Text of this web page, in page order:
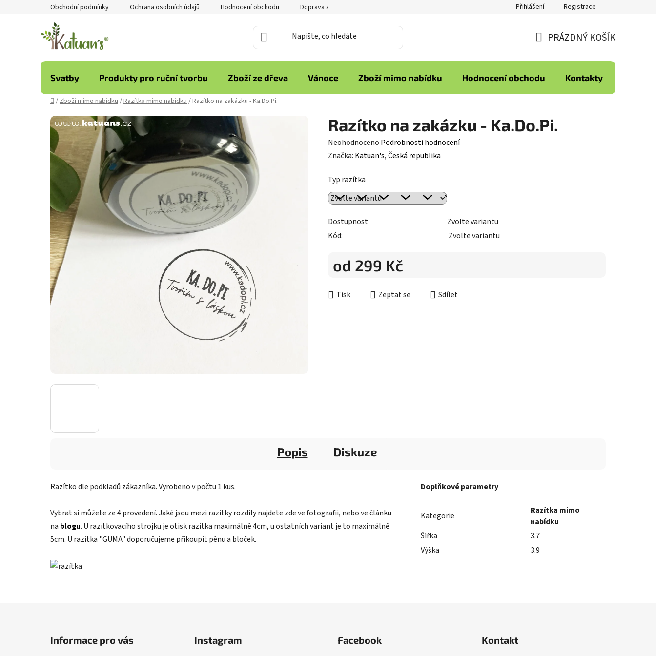
Obchodní podmínky Ochrana osobních údajů Hodnocení obchodu Doprava a platba Přihlášení Registrace
KOŠÍK
PRÁZDNÝ KOŠÍK
Svatby Produkty pro ruční tvorbu Zboží ze dřeva Vánoce Zboží mimo nabídku Hodnocení obchodu Kontakty
Domů
/Zboží mimo nabídku/Razítka mimo nabídku/Razítko na zakázku - Ka.Do.Pi.
Razítko na zakázku - Ka.Do.Pi.
Průměrné
hodnocení
je
0,0
z
5
hvězdiček.
Neohodnoceno Podrobnosti hodnocení
Značka: Katuan's, Česká republika
Typ razítka
Dostupnost
Zvolte variantu
Kód:
Zvolte variantu
od 299 Kč
Tisk
Zeptat se Sdílet
Popis Diskuze
Razítko dle podkladů zákazníka. Vyrobeno v počtu 1 kus.
Vybrat si můžete ze 4 provedení. Jaké jsou mezi razítky rozdíly najdete zde ve fotografii, nebo ve článku
na blogu. U razítkovacího strojku je otisk razítka maximálně 4cm, u ostatních variant je to maximálně
5cm. U razítka "GUMA" doporučujeme přikoupit pěnu a bloček.
Doplňkové parametry
Kategorie
Razítka mimo
nabídku
Šířka
3.7
Výška
3.9
Informace pro vás Instagram Facebook Kontakt